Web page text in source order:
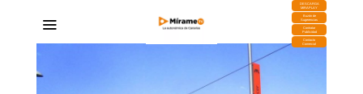
DESCARGA
MIRAPLAY
Buzón de
Sugerencias
Contratar
Publicidad
Contacto
Comercial